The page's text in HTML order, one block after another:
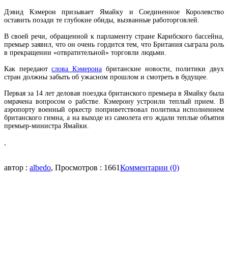
Дэвид Кэмерон призывает Ямайку и Соединенное Королевство
оставить позади те глубокие обиды, вызванные работорговлей.
В своей речи, обращенной к парламенту стране Карибского бассейна,
премьер заявил, что он очень гордится тем, что Британия сыграла роль
в прекращении «отвратительной» торговли людьми.
Как передаютслова Кэмерона британские новости, политики двух
стран должны забыть об ужасном прошлом и смотреть в будущее.
Первая за 14 лет деловая поездка британского премьера в Ямайку была
омрачена вопросом о рабстве. Кэмерону устроили теплый прием. В
аэропорту военный оркестр поприветствовал политика исполнением
британского гимна, а на выходе из самолета его ждали теплые объятия
премьер-министра Ямайки.
.
автор : albedo, Просмотров : 1661Комментарии (0)